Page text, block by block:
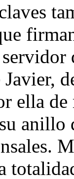
ella de
anillo